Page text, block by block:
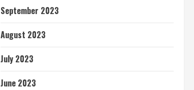
September 2023
August 2023
July 2023
June 2023